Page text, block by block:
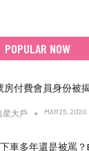
POPULAR NOW
房付費會員身份被
星大戶 MAR 25, 2020
下車多年還是被罵？